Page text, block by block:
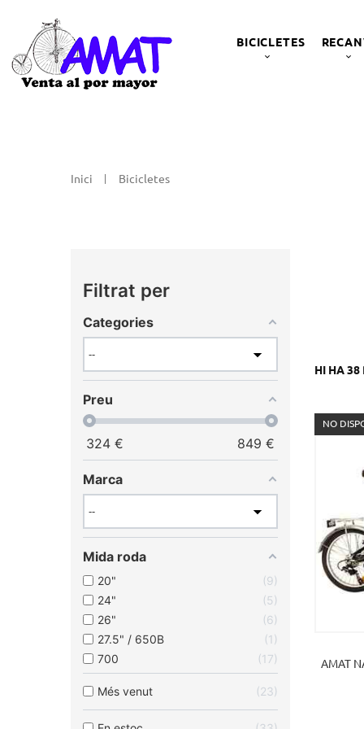
BICICLETES
Inici Bicicletes
Filtrat per
Categories
Preu
324 € 849 €
Marca
Mida roda
20"
9
24"
5
26"
6
27.5" / 650B
1
700
17
Més venut 23
HI HA 38
NO
AMAT